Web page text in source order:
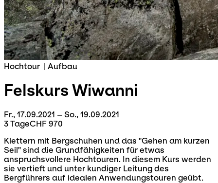
Hochtour | Aufbau
Felskurs Wiwanni
Fr., 17.09.2021 – So., 19.09.2021
3 TageCHF 970
Klettern mit Bergschuhen und das "Gehen am kurzen
Seil" sind die Grundfähigkeiten für etwas
anspruchsvollere Hochtouren. In diesem Kurs werden
sie vertieft und unter kundiger Leitung des
Bergführers auf idealen Anwendungstouren geübt.